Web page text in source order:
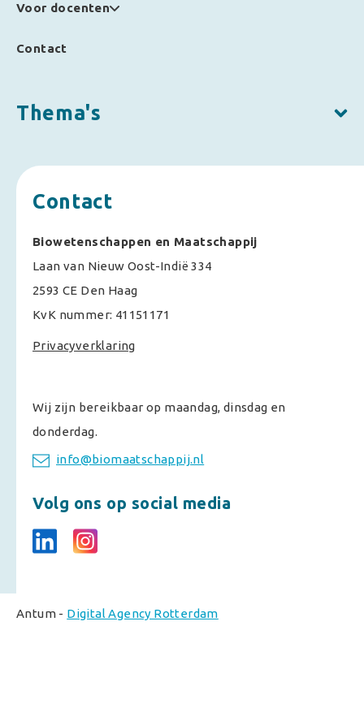
Voor docenten
Contact
Thema's
Contact
Biowetenschappen en Maatschappij
Laan van Nieuw Oost-Indië 334
2593 CE Den Haag
KvK nummer: 41151171
Privacyverklaring
Wij zijn bereikbaar op maandag, dinsdag en
donderdag.
info@biomaatschappij.nl
Volg ons op social media
Antum - Digital Agency Rotterdam